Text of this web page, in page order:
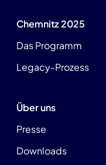
Chemnitz 2025
Das Programm
Legacy-Prozess
Über uns
Presse
Downloads